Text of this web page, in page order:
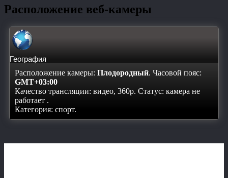
Расположение веб-камеры
География
Расположение камеры: Плодородный. Часовой пояс:
GMT+03:00
Качество трансляции: видео, 360p. Статус: камера не
работает .
Категория: спорт.